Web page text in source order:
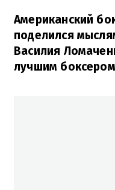
Американский
поделился
Василия
лучшим боксером